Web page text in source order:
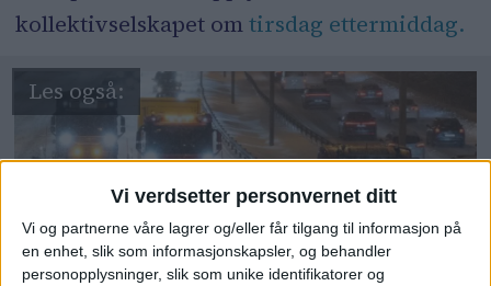
Vi verdsetter personvernet ditt
Vi og partnerne våre lagrer og/eller får tilgang til informasjon på
en enhet, slik som informasjonskapsler, og behandler
personopplysninger, slik som unike identifikatorer og
kollektivselskapet omtirsdag ettermiddag.